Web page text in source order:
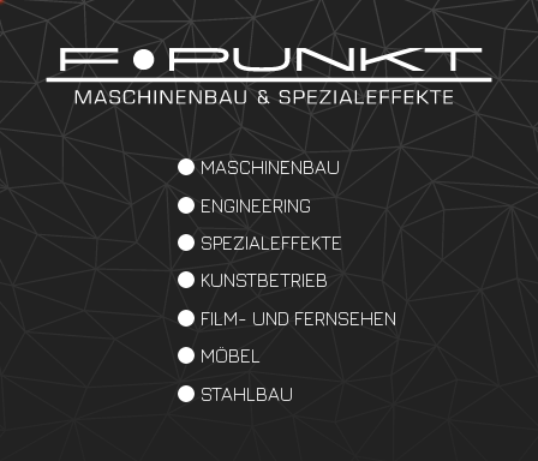
MASCHINENBAU
ENGINEERING
SPEZIALEFFEKTE
KUNSTBETRIEB
FILM- UND FERNSEHEN
MÖBEL
STAHLBAU